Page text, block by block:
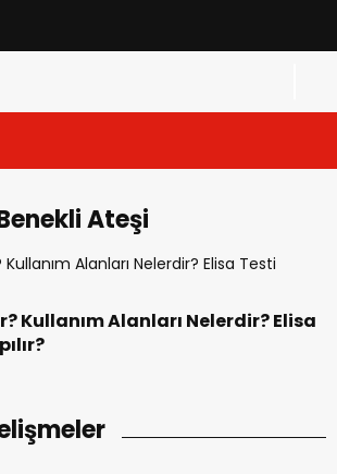
Ateşi
Kullanım Alanları Nelerdir? Elisa